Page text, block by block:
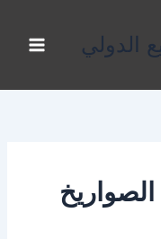
الدولي